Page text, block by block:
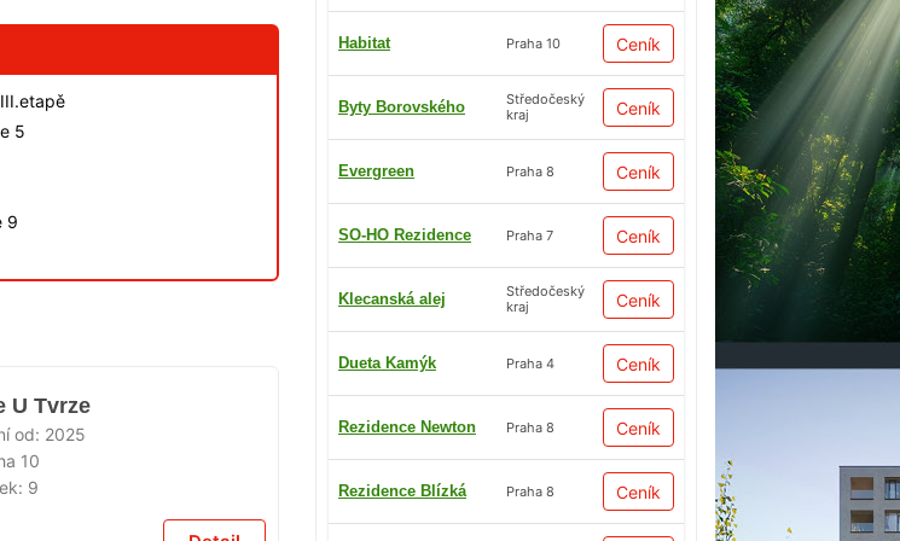
Habitat Praha 10 Ceník
Byty Borovského
Středočeský
kraj
Ceník
Evergreen Praha 8 Ceník
SO-HO Rezidence Praha 7 Ceník
Klecanská alej
Středočeský
kraj
Ceník
Dueta Kamýk Praha 4 Ceník
Rezidence Newton Praha 8 Ceník
Rezidence Blízká Praha 8 Ceník
5
9
U Tvrze
od: 2025
10
9